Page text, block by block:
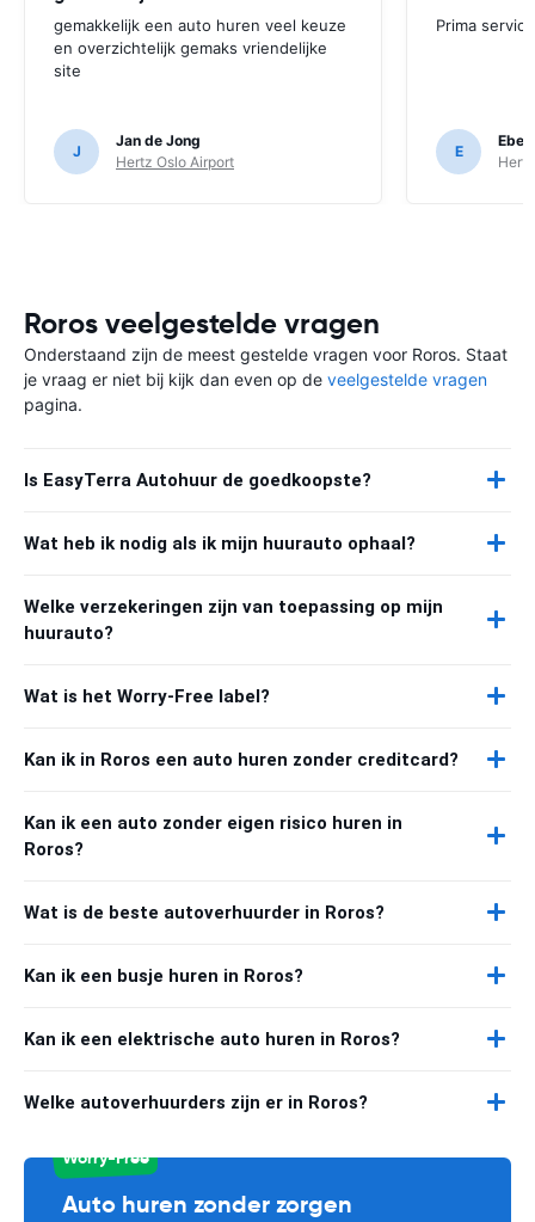
gemakkelijk een auto huren veel keuze
en overzichtelijk gemaks vriendelijke
site
J
Jan de Jong
Hertz Oslo Airport
Prima service
E
Roros veelgestelde vragen
Onderstaand zijn de meest gestelde vragen voor Roros. Staat
je vraag er niet bij kijk dan even op de veelgestelde vragen
pagina.
Is EasyTerra Autohuur de goedkoopste?
Wat heb ik nodig als ik mijn huurauto ophaal?
Welke verzekeringen zijn van toepassing op mijn
huurauto?
Wat is het Worry-Free label?
Kan ik in Roros een auto huren zonder creditcard?
Kan ik een auto zonder eigen risico huren in
Roros?
Wat is de beste autoverhuurder in Roros?
Kan ik een busje huren in Roros?
Kan ik een elektrische auto huren in Roros?
Welke autoverhuurders zijn er in Roros?
Worry-Free
Auto huren zonder zorgen